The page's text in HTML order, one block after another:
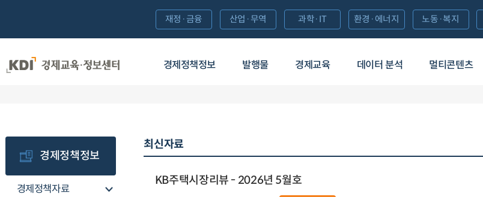
경제정책정보 발행물 경제교육 데이터 분석 멀티콘텐츠
재정·금융 산업·무역 과학·IT 환경·에너지 노동·복지
경제정책정보
경제정책자료
최신자료
KB주택시장리뷰 - 2026년 5월호